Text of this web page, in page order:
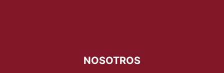
NOSOTROS